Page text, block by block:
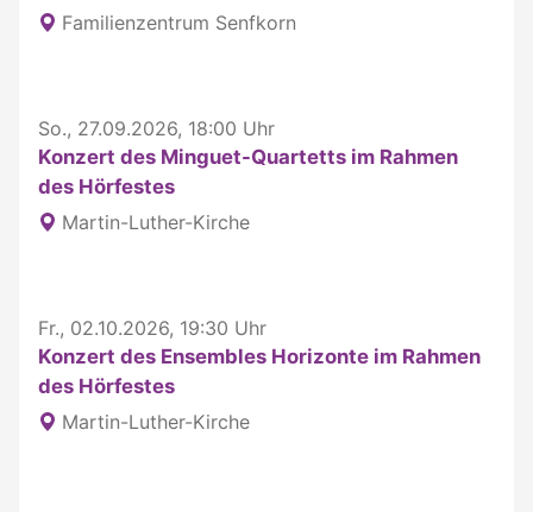
Familienzentrum Senfkorn
So., 27.09.2026, 18:00 Uhr
Konzert des Minguet-Quartetts im Rahmen
des Hörfestes
Martin-Luther-Kirche
Fr., 02.10.2026, 19:30 Uhr
Konzert des Ensembles Horizonte im Rahmen
des Hörfestes
Martin-Luther-Kirche